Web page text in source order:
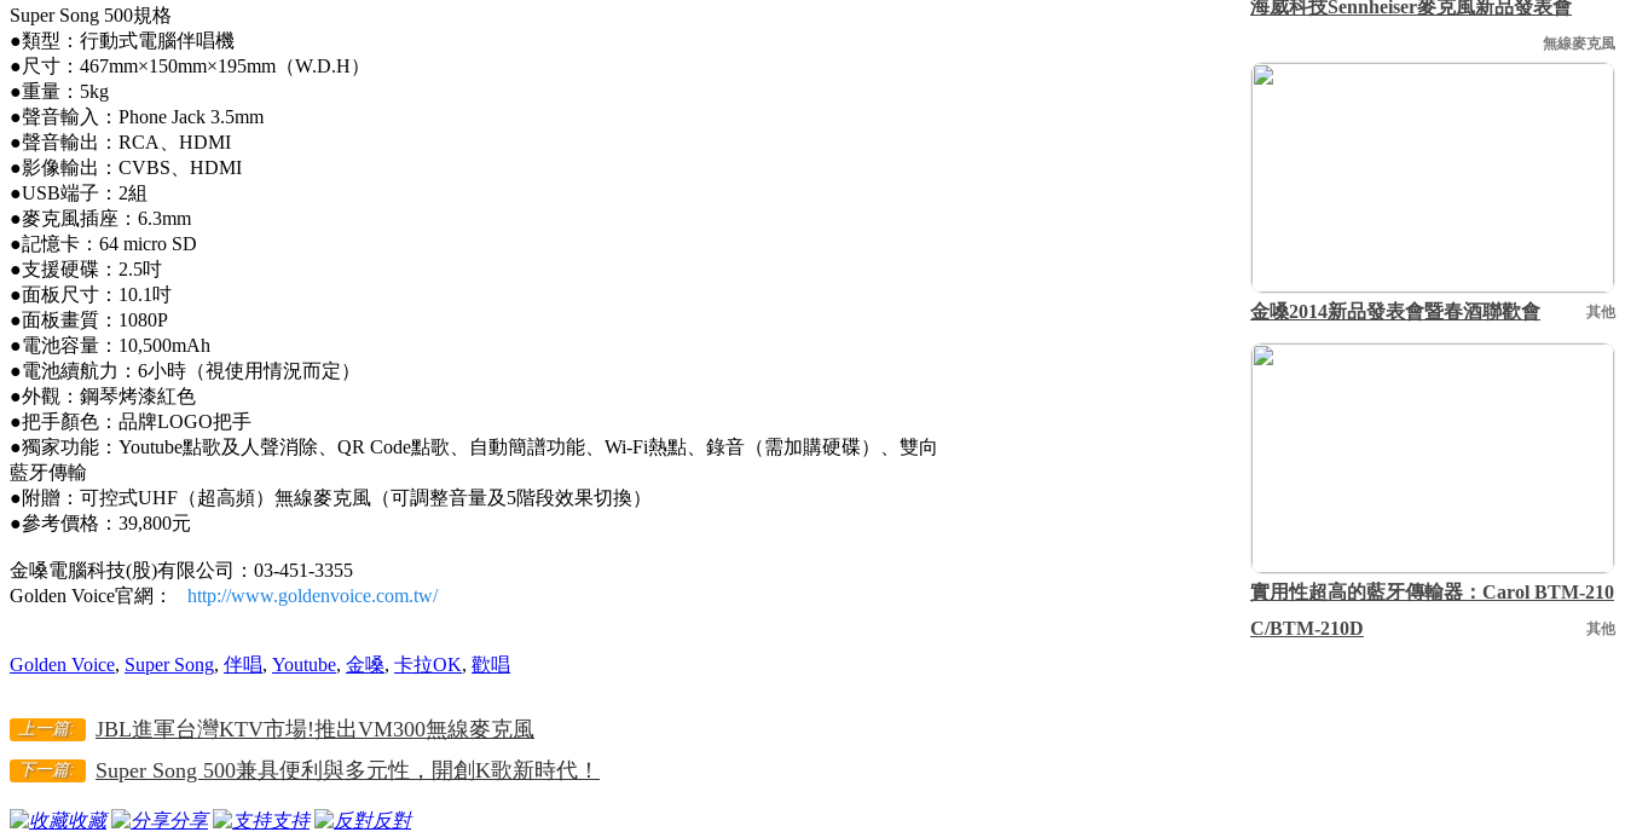
Super Song 500規格
●類型：行動式電腦伴唱機
●尺寸：467mm×150mm×195mm（W.D.H）
●重量：5kg
●聲音輸入：Phone Jack 3.5mm
●聲音輸出：RCA、HDMI
●影像輸出：CVBS、HDMI
●USB端子：2組
●麥克風插座：6.3mm
●記憶卡：64 micro SD
●支援硬碟：2.5吋
●面板尺寸：10.1吋
●面板畫質：1080P
●電池容量：10,500mAh
●電池續航力：6小時（視使用情況而定）
●外觀：鋼琴烤漆紅色
●把手顏色：品牌LOGO把手
●獨家功能：Youtube點歌及人聲消除、QR Code點歌、自動簡譜功能、Wi-Fi熱點、錄音（需加購硬碟）、雙向
藍牙傳輸
●附贈：可控式UHF（超高頻）無線麥克風（可調整音量及5階段效果切換）
●參考價格：39,800元
金嗓電腦科技(股)有限公司：03-451-3355
Golden Voice官網：
http://www.goldenvoice.com.tw/
Golden Voice, Super Song, 伴唱, Youtube, 金嗓, 卡拉OK, 歡唱
上一篇: JBL進軍台灣KTV市場!推出VM300無線麥克風
下一篇: Super Song 500兼具便利與多元性，開創K歌新時代！
收藏 分享 支持 反對
海威科技Sennheiser麥克風新品發表會
無線麥克風
金嗓2014新品發表會暨春酒聯歡會 其他
實用性超高的藍牙傳輸器：Carol BTM-210
C/BTM-210D
其他